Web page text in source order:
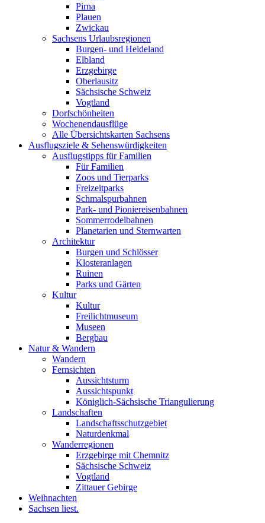
Pirna
Plauen
Zwickau
Sachsens Urlaubsregionen
Burgen- und Heideland
Elbland
Erzgebirge
Oberlausitz
Sächsische Schweiz
Vogtland
Dorfschönheiten
Wochenendausflüge
Alle Übersichtskarten Sachsens
Ausflugsziele & Sehenswürdigkeiten
Ausflugstipps für Familien
Für Familien
Zoos und Tierparks
Freizeitparks
Schmalspurbahnen
Park- und Pioniereisenbahnen
Sommerrodelbahnen
Planetarien und Sternwarten
Architektur
Burgen und Schlösser
Klosteranlagen
Ruinen
Parks und Gärten
Kultur
Kultur
Freilichtmuseum
Museen
Bergbau
Natur & Wandern
Wandern
Fernsichten
Aussichtsturm
Aussichtspunkt
Königlich-Sächsische Triangulierung
Landschaften
Landschaftsschutzgebiet
Naturdenkmal
Wanderregionen
Erzgebirge mit Chemnitz
Sächsische Schweiz
Vogtland
Zittauer Gebirge
Weihnachten
Sachsen liest.